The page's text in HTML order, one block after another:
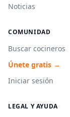
Noticias
COMUNIDAD
Buscar cocineros
Únete gratis →
Iniciar sesión
LEGAL Y AYUDA